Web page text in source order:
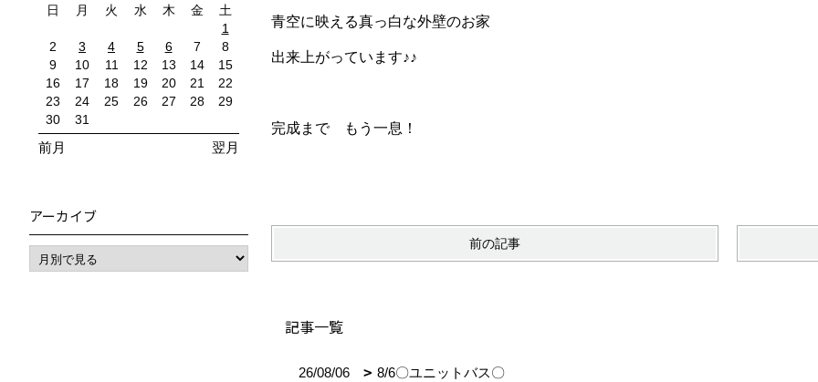
青空に映える真っ白な外壁のお家
出来上がっています♪♪
完成まで もう一息！
前の記事
記事一覧
26/08/06 8/6〇ユニットバス〇
日 月 火 水 木 金
土
1
2
3 4 5 6 7
8
9
10 11 12 13 14
15
16
17 18 19 20 21
22
23
24 25 26 27 28
29
30
31
前月 翌月
アーカイブ